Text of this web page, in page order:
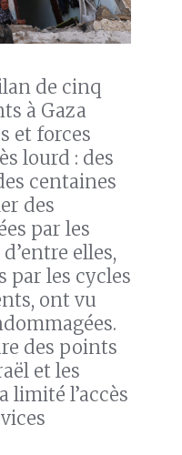
de cinq
à Gaza
et forces
lourd : des
centaines
des
par les
elles,
par les cycles
ont vu
des points
et les
limité l’accès